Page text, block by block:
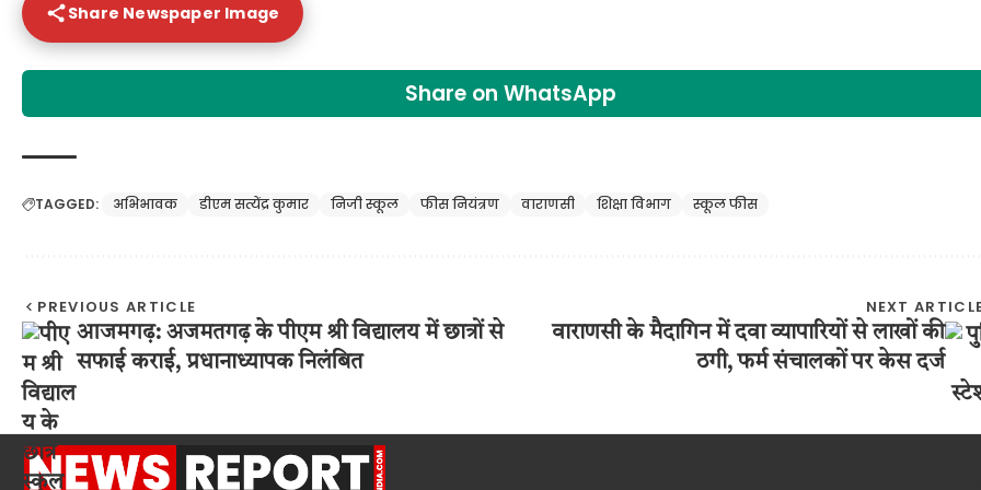
Share Newspaper Image
Share on WhatsApp
TAGGED: अभिभावक डीएम सत्येंद्र कुमार निजी स्कूल फीस नियंत्रण वाराणसी शिक्षा विभाग स्कूल फीस
PREVIOUS ARTICLE
आजमगढ़: अजमतगढ़ के पीएम श्री विद्यालय में छात्रों से
सफाई कराई, प्रधानाध्यापक निलंबित
NEXT
वाराणसी के मैदागिन में दवा व्यापारियों से लाखों की
ठगी, फर्म संचालकों पर केस दर्ज